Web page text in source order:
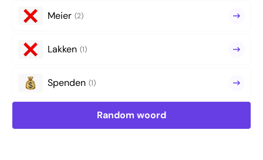
Meier (2)
Lakken (1)
Spenden (1)
Random woord